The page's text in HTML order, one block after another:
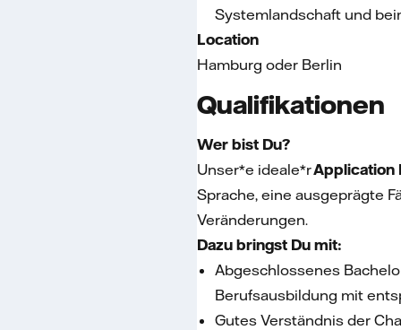
Systemlandschaft und
Location
Hamburg oder Berlin
Qualifikationen
Wer bist Du?
Unser*e ideale*rApplication
Sprache, eine ausgeprägte
Veränderungen.
Dazu bringst Du mit:
Abgeschlossenes
Berufsausbildung mit
Gutes Verständnis der